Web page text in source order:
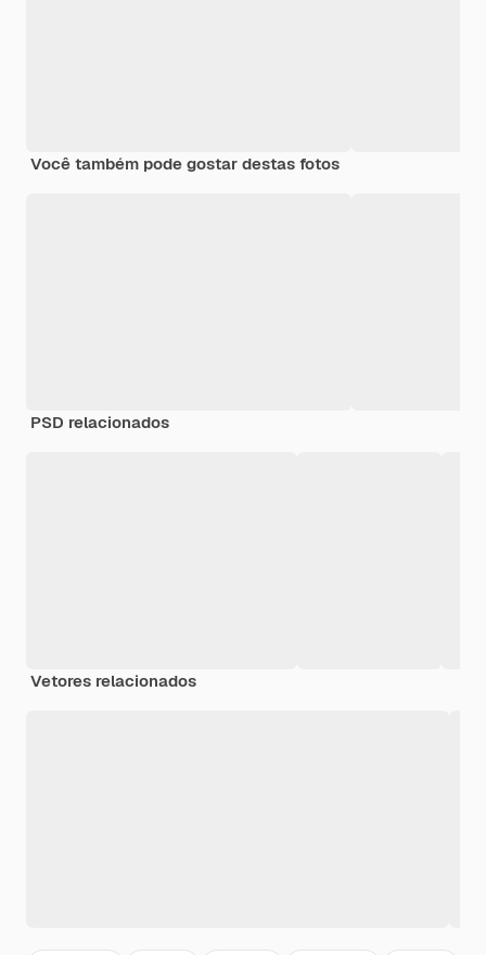
Você também pode gostar destas fotos
PSD relacionados
Vetores relacionados